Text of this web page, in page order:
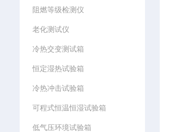
阻燃等级检测仪
老化测试仪
冷热交变测试箱
恒定湿热试验箱
冷热冲击试验箱
可程式恒温恒湿试验箱
低气压环境试验箱